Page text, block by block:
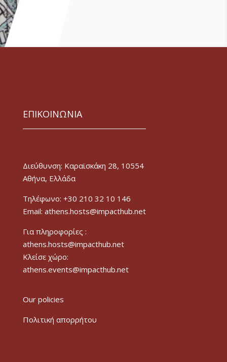
ΕΠΙΚΟΙΝΩΝΙΑ
Διεύθυνση: Καραϊσκάκη 28, 10554
Αθήνα, Ελλάδα
Τηλέφωνο: +30 210 32 10 146
Email: athens.hosts@impacthub.net
Για πληροφορίες :
athens.hosts@impacthub.net
Κλείσε χώρο:
athens.events@impacthub.net
Our policies
Πολιτική απορρήτου